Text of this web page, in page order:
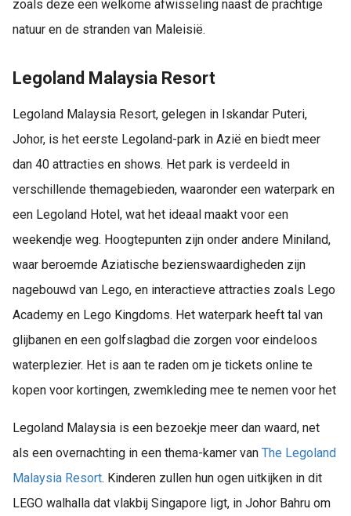
zoals deze een welkome afwisseling naast de prachtige
natuur en de stranden van Maleisië.
Legoland Malaysia Resort
Legoland Malaysia Resort, gelegen in Iskandar Puteri,
Johor, is het eerste Legoland-park in Azië en biedt meer
dan 40 attracties en shows. Het park is verdeeld in
verschillende themagebieden, waaronder een waterpark en
een Legoland Hotel, wat het ideaal maakt voor een
weekendje weg. Hoogtepunten zijn onder andere Miniland,
waar beroemde Aziatische bezienswaardigheden zijn
nagebouwd van Lego, en interactieve attracties zoals Lego
Academy en Lego Kingdoms. Het waterpark heeft tal van
glijbanen en een golfslagbad die zorgen voor eindeloos
waterplezier. Het is aan te raden om je tickets online te
kopen voor kortingen, zwemkleding mee te nemen voor het
Legoland Malaysia is een bezoekje meer dan waard, net
als een overnachting in een thema-kamer van The Legoland
Malaysia Resort. Kinderen zullen hun ogen uitkijken in dit
LEGO walhalla dat vlakbij Singapore ligt, in Johor Bahru om